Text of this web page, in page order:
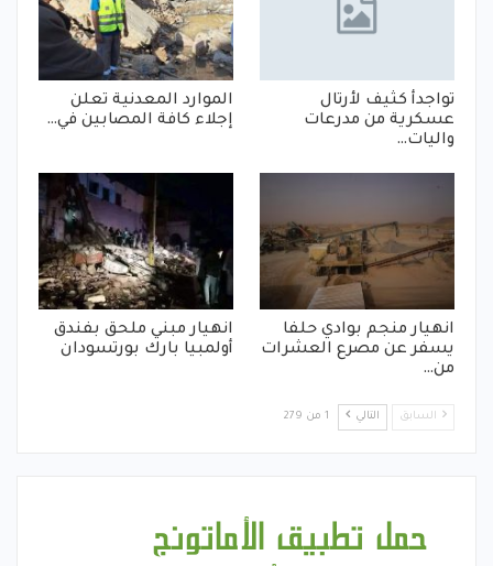
تواجدأ كثيف لأرتال
عسكرية من مدرعات
واليات…
الموارد المعدنية تعلن
إجلاء كافة المصابين في…
انهيار منجم بوادي حلفا
يسفر عن مصرع العشرات
من…
انهيار مبني ملحق بفندق
أولمبيا بارك بورتسودان
السابق التالي 1 من 279